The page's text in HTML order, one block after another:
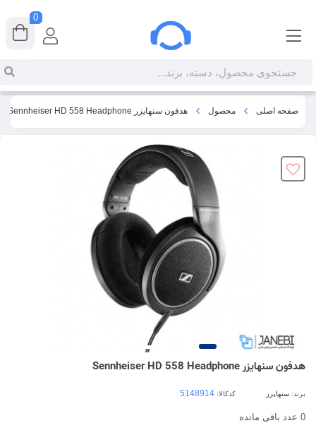
صفحه اصلی محصول هدفون سنهایزر Sennheiser HD 558 Headphone
هدفون سنهایزر Sennheiser HD 558 Headphone
برند: سنهایزر کدکالا:
0 عدد باقی مانده
0